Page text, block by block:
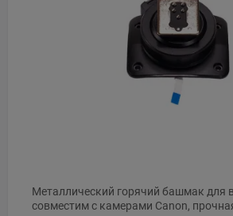
Металлический горячий башмак для
совместим с камерами Canon,